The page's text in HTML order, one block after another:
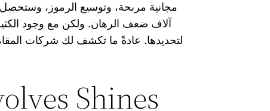
مجانية مربحة، وتوسيع الرموز،
آلاف ضعف الرهان. ولكن مع وجود
لتحديدها. عادةً ما تكشف لك شركات